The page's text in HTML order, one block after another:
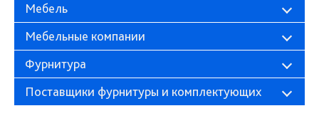
Мебель
Мебельные компании
Фурнитура
Поставщики фурнитуры и комплектующих